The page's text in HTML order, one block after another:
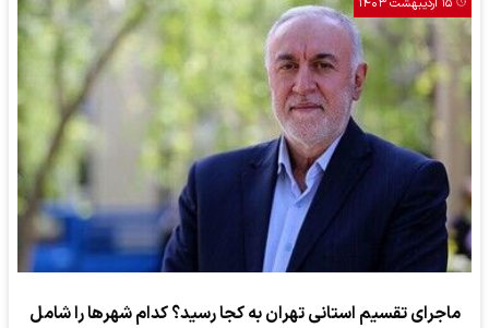
ماجرای تقسیم استانی تهران به کجا رسید؟ کدام شهرها را شامل